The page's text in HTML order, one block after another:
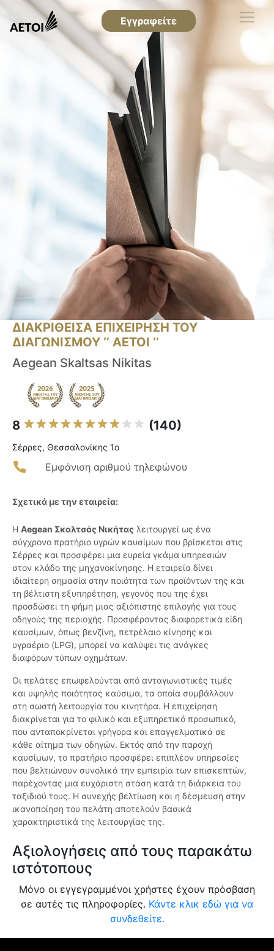
Εγγραφείτε
ΔΙΑΚΡΙΘΕΙΣΑ ΕΠΙΧΕΙΡΗΣΗ ΤΟΥ
ΔΙΑΓΩΝΙΣΜΟΥ ‘’ ΑΕΤΟΙ ‘’
Aegean Skaltsas Nikitas
8 (140)
Σέρρες, Θεσσαλονίκης 1ο
Εμφάνιση αριθμού τηλεφώνου
Σχετικά με την εταιρεία:
Η Aegean Σκαλτσάς Νικήτας λειτουργεί ως ένα
σύγχρονο πρατήριο υγρών καυσίμων που βρίσκεται στις
Σέρρες και προσφέρει μια ευρεία γκάμα υπηρεσιών
στον κλάδο της μηχανοκίνησης. Η εταιρεία δίνει
ιδιαίτερη σημασία στην ποιότητα των προϊόντων της και
τη βέλτιστη εξυπηρέτηση, γεγονός που της έχει
προσδώσει τη φήμη μιας αξιόπιστης επιλογής για τους
οδηγούς της περιοχής. Προσφέροντας διαφορετικά είδη
καυσίμων, όπως βενζίνη, πετρέλαιο κίνησης και
υγραέριο (LPG), μπορεί να καλύψει τις ανάγκες
διαφόρων τύπων οχημάτων.
Οι πελάτες επωφελούνται από ανταγωνιστικές τιμές
και υψηλής ποιότητας καύσιμα, τα οποία συμβάλλουν
στη σωστή λειτουργία του κινητήρα. Η επιχείρηση
διακρίνεται για το φιλικό και εξυπηρετικό προσωπικό,
που ανταποκρίνεται γρήγορα και επαγγελματικά σε
κάθε αίτημα των οδηγών. Εκτός από την παροχή
καυσίμων, το πρατήριο προσφέρει επιπλέον υπηρεσίες
που βελτιώνουν συνολικά την εμπειρία των επισκεπτών,
παρέχοντας μια ευχάριστη στάση κατά τη διάρκεια του
ταξιδιού τους. Η συνεχής βελτίωση και η δέσμευση στην
ικανοποίηση του πελάτη αποτελούν βασικά
χαρακτηριστικά της λειτουργίας της.
Αξιολογήσεις από τους παρακάτω
ιστότοπους
Μόνο οι εγγεγραμμένοι χρήστες έχουν πρόσβαση
σε αυτές τις πληροφορίες. Κάντε κλικ εδώ για να
συνδεθείτε.